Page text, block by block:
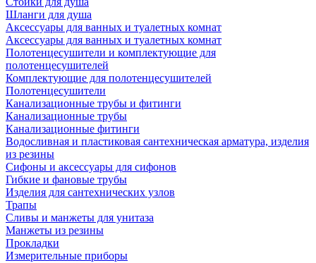
Шланги для душа
Аксессуары для ванных и туалетных комнат
Аксессуары для ванных и туалетных комнат
Полотенцесушители и комплектующие для
полотенцесушителей
Комплектующие для полотенцесушителей
Полотенцесушители
Канализационные трубы и фитинги
Канализационные трубы
Канализационные фитинги
Водосливная и пластиковая сантехническая арматура, изделия
из резины
Сифоны и аксессуары для сифонов
Гибкие и фановые трубы
Изделия для сантехнических узлов
Трапы
Сливы и манжеты для унитаза
Манжеты из резины
Прокладки
Измерительные приборы